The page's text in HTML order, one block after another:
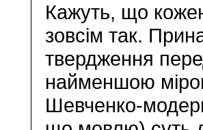
Кажуть, що
зовсім так.
твердження
найменшою
Шевченко-